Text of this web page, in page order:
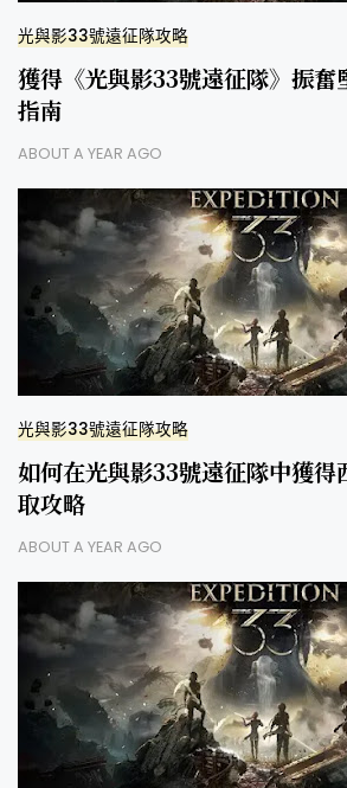
光與影33號遠征隊攻略
獲得《光與影33號遠征隊》振奮
指南
ABOUT A YEAR AGO
光與影33號遠征隊攻略
如何在光與影33號遠征隊中獲得
取攻略
ABOUT A YEAR AGO